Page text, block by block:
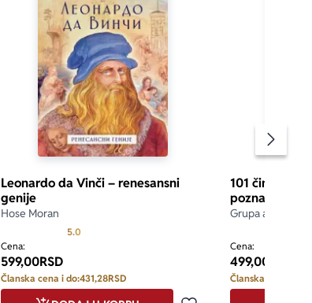
Leonardo da Vinči – renesansni
genije
Hose Moran
5.0
Cena:
599,00RSD
Članska cena i do:431,28RSD
101 činjenica
poznatim
Grupa autora
Cena:
499,00
Članska cena i do: